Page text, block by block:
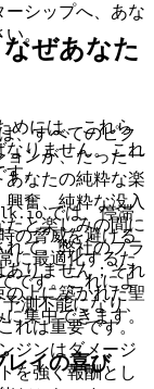
シップへ、あな
い。
めには、これら
なりません。これ
す。
では、停滞
の脅威を避ける
に最適化するた
です。これによ
測不能になり、
れは重要です。
ジンはダメージ
を強く報酬とし
ぜあなた
、すべてのピク
ョンが、たった一
なたの純粋な楽
奮、純粋な没入
と楽しみの間に
て。弊社のプラ
ありません；それ
の上に築かれた聖
集中できます。
レイの喜び